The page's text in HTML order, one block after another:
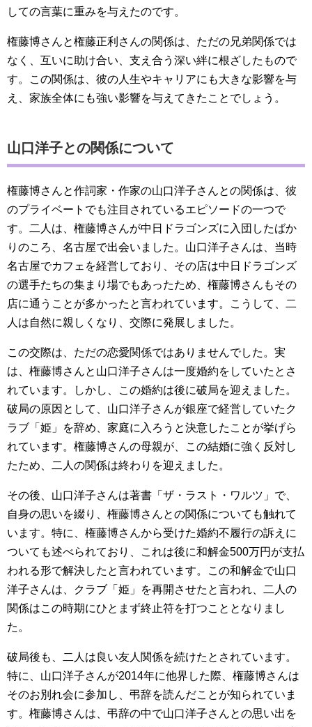
しての言葉に重みを与えたのです。
権藤博さんと権藤正利さんの関係は、ただの兄弟関係では
なく、互いに助け合い、支え合う深い絆に根ざしたもので
す。この関係は、彼の人生やキャリアにも大きな影響を与
え、家族全体にも強い影響を与えてきたことでしょう。
山口洋子との関係について
権藤博さんと作詞家・作家の山口洋子さんとの関係は、彼
のプライベートでも注目されているエピソードの一つで
す。二人は、権藤博さんが中日ドラゴンズに入団したばか
りのころ、名古屋で出会いました。山口洋子さんは、当時
名古屋でカフェを経営しており、その店は中日ドラゴンズ
の選手たちの集まり場でもあったため、権藤博さんもその
店に通うことが多かったと言われています。こうして、二
人は自然に親しくなり、交際に発展しました。
この交際は、ただの恋愛関係ではありませんでした。実
は、権藤博さんと山口洋子さんは一度婚約をしていたとさ
れています。しかし、この婚約は後に破局を迎えました。
破局の原因として、山口洋子さんが銀座で経営していたク
ラブ「姫」を辞め、家庭に入ろうと決意したことが挙げら
れています。権藤博さんの母親が、この結婚に強く反対し
たため、二人の関係は終わりを迎えました。
その後、山口洋子さんは著書「ザ・ラスト・ワルツ」で、
自身の思いを綴り、権藤博さんとの関係についても触れて
います。特に、権藤博さんから受けた婚約不履行の訴えに
ついても述べられており、これは後に和解金500万円が支払
われる形で解決したと言われています。この和解金で山口
洋子さんは、クラブ「姫」を再開させたと言われ、二人の
関係はこの時期にひとまず終止符を打つこととなりまし
た。
破局後も、二人は良い友人関係を続けたとされています。
特に、山口洋子さんが2014年に他界した際、権藤博さんは
そのお別れ会に参加し、弔辞を読んだことが知られていま
す。権藤博さんは、弔辞の中で山口洋子さんとの思い出を